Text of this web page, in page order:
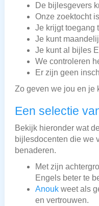
De bijlesgevers
Onze zoektocht
Je krijgt toegang
Je kunt
Je kunt al bijles
We controleren
Er zijn geen
Zo geven we jou en je
Een selectie
Bekijk hieronder wat
bijlesdocenten die we
benaderen.
Met zijn
Engels beter te
Anouk weet als
en vertrouwen.